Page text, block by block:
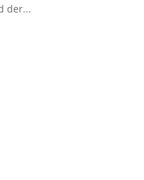
der...